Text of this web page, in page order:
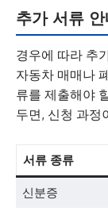
추가 서류 안
경우에 따라 추
자동차 매매나
류를 제출해야
두면, 신청 과정
서류 종류
신분증